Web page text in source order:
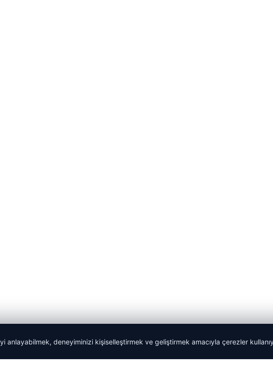
iyi anlayabilmek, deneyiminizi kişiselleştirmek ve geliştirmek amacıyla çerezler